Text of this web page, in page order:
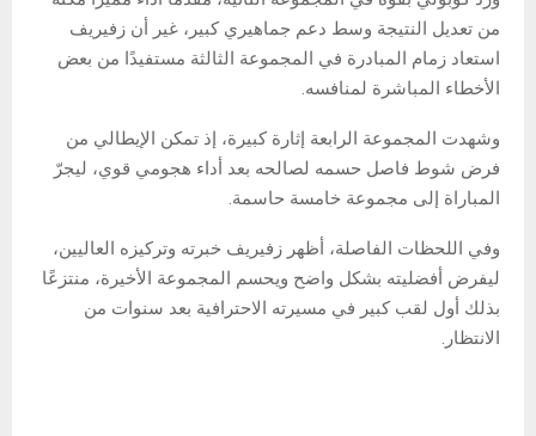
من تعديل النتيجة وسط دعم جماهيري كبير، غير أن زفيريف
استعاد زمام المبادرة في المجموعة الثالثة مستفيدًا من بعض
الأخطاء المباشرة لمنافسه.
وشهدت المجموعة الرابعة إثارة كبيرة، إذ تمكن الإيطالي من
فرض شوط فاصل حسمه لصالحه بعد أداء هجومي قوي، ليجرّ
المباراة إلى مجموعة خامسة حاسمة.
وفي اللحظات الفاصلة، أظهر زفيريف خبرته وتركيزه العاليين،
ليفرض أفضليته بشكل واضح ويحسم المجموعة الأخيرة، منتزعًا
بذلك أول لقب كبير في مسيرته الاحترافية بعد سنوات من
الانتظار.